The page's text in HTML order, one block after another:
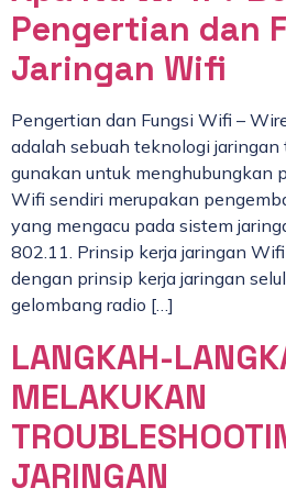
Pengertian dan
Jaringan Wifi
Pengertian dan Fungsi Wifi –
adalah sebuah teknologi
gunakan untuk menghubungkan
Wifi sendiri merupakan
yang mengacu pada sistem
802.11. Prinsip kerja jaringan
dengan prinsip kerja jaringan
gelombang radio […]
LANGKAH-
MELAKUKAN
JARINGAN